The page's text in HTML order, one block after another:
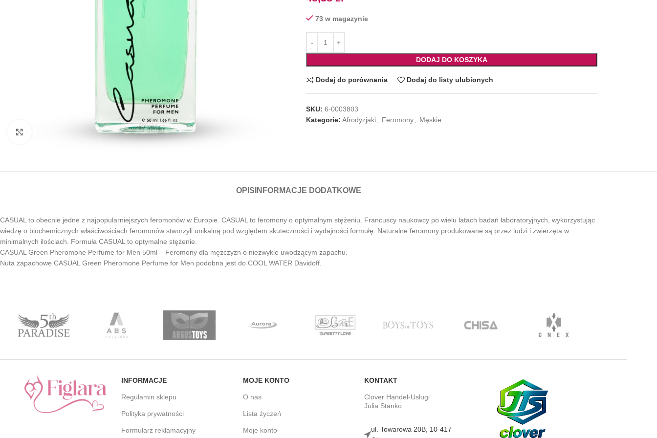
Kliknij, aby powiększyć
73 w magazynie
DODAJ DO KOSZYKA
Dodaj do porównania Dodaj do listy ulubionych
SKU: 6-0003803
Kategorie: Afrodyzjaki Feromony Męskie
OPIS INFORMACJE DODATKOWE
CASUAL to obecnie jedne z najpopularniejszych feromonów w Europie. CASUAL to feromony o optymalnym stężeniu. Francuscy naukowcy po wielu latach badań laboratoryjnych, wykorzystując
wiedzę o biochemicznych właściwościach feromonów stworzyli unikalną pod względem skuteczności i wydajności formułę. Naturalne feromony produkowane są przez ludzi i zwierzęta w
minimalnych ilościach. Formuła CASUAL to optymalne stężenie.
CASUAL Green Pheromone Perfume for Men 50ml – Feromony dla mężczyzn o niezwykle uwodzącym zapachu.
Nuta zapachowe CASUAL Green Pheromone Perfume for Men podobna jest do COOL WATER Davidoff.
INFORMACJE
Regulamin sklepu
Polityka prywatności
Formularz reklamacyjny
MOJE KONTO
O nas
Lista życzeń
Moje konto
KONTAKT
Clover Handel-Usługi
Julia Stanko
ul. Towarowa 20B, 10-417